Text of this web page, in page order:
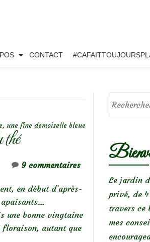
CONTACT
une fine demoiselle bleue
9 commentaires
en début d’après-
une bonne vingtaine
floraison, autant que
Le jardin
privé, de 4
travers ce
mes